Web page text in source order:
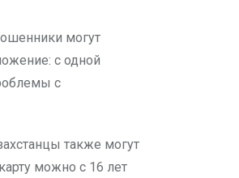
могут
с одной
с
также могут
можно с 16 лет